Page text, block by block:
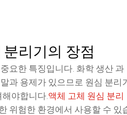
리기의 장점
요한 특징입니다. 화학 생산 과
과 용제가 있으므로 원심 분리
야합니다. 액체 고체 원심 분리
위험한 환경에서 사용할 수 있